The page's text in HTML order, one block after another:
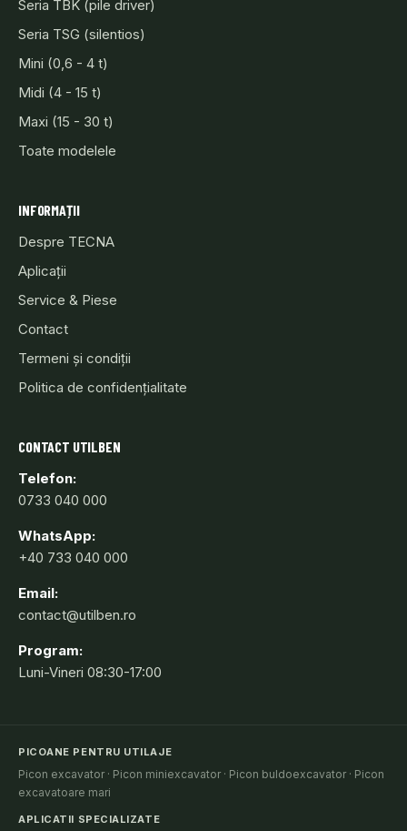
Seria TBK (pile driver)
Seria TSG (silentios)
Mini (0,6 - 4 t)
Midi (4 - 15 t)
Maxi (15 - 30 t)
Toate modelele
INFORMAȚII
Despre TECNA
Aplicații
Service & Piese
Contact
Termeni și condiții
Politica de confidențialitate
CONTACT UTILBEN
Telefon:
0733 040 000
WhatsApp:
+40 733 040 000
Email:
contact@utilben.ro
Program:
Luni-Vineri 08:30-17:00
PICOANE PENTRU UTILAJE
Picon excavator · Picon miniexcavator · Picon buldoexcavator · Picon
excavatoare mari
APLICATII SPECIALIZATE